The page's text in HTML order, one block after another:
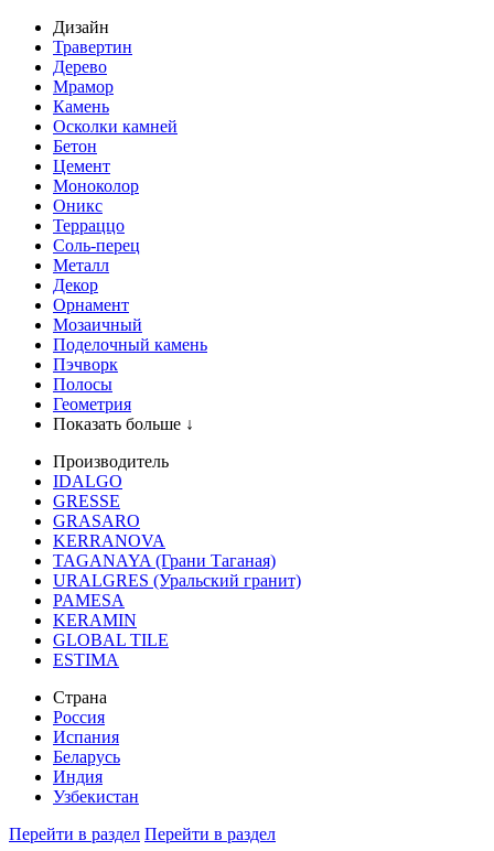
Дизайн
Травертин
Дерево
Мрамор
Камень
Осколки камней
Бетон
Цемент
Моноколор
Оникс
Терраццо
Соль-перец
Металл
Декор
Орнамент
Мозаичный
Поделочный камень
Пэчворк
Полосы
Геометрия
Показать больше ↓
Производитель
IDALGO
GRESSE
GRASARO
KERRANOVA
TAGANAYA (Грани Таганая)
URALGRES (Уральский гранит)
PAMESA
KERAMIN
GLOBAL TILE
ESTIMA
Страна
Россия
Испания
Беларусь
Индия
Узбекистан
Перейти в раздел Перейти в раздел